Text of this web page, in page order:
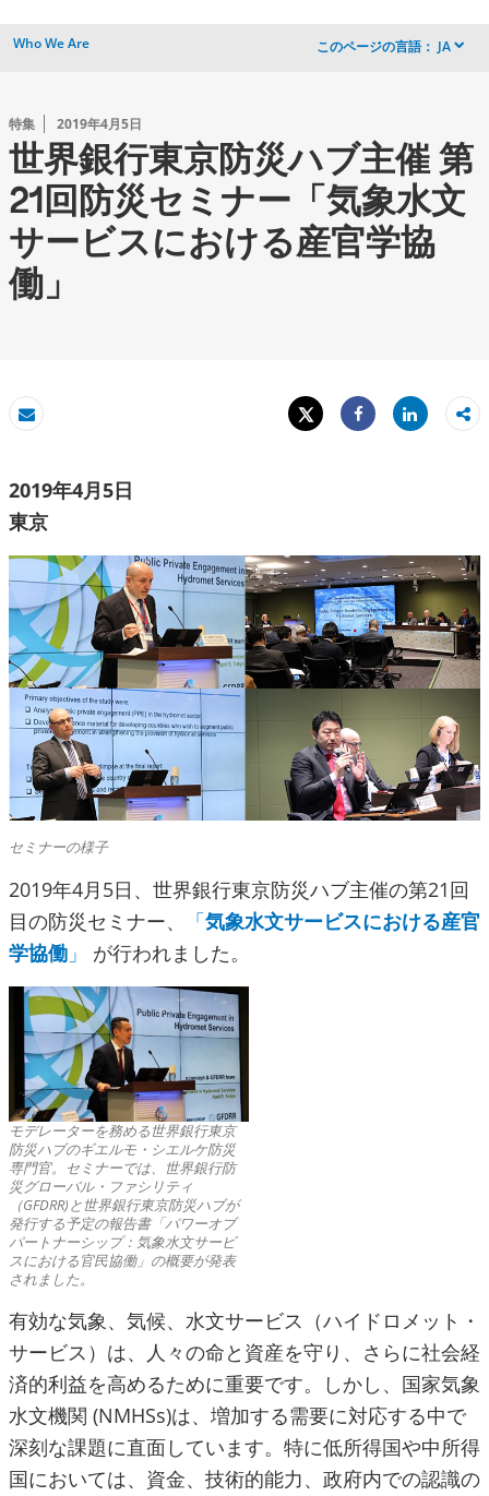
Who We Are このページの言語： JA dropdown
特集 2019年4月5日
世界銀行東京防災ハブ主催 第
21回防災セミナー「気象水文
サービスにおける産官学協
働」
Eメール
Tweet
Share
Share
2019年4月5日
東京
セミナーの様子
2019年4月5日、世界銀行東京防災ハブ主催の第21回
目の防災セミナー、
「気象水文サービスにおける産官
学協働 」 が行われました。
モデレーターを務める世界銀行東京
防災ハブのギエルモ・シエルケ防災
専門官。セミナーでは、世界銀行防
災グローバル・ファシリティ
（GFDRR)と世界銀行東京防災ハブが
発行する予定の報告書「パワーオブ
パートナーシップ：気象水文サービ
スにおける官民協働」の概要が発表
されました。
有効な気象、気候、水文サービス（ハイドロメット・
サービス）は、人々の命と資産を守り、さらに社会経
済的利益を高めるために重要です。しかし、国家気象
水文機関 (NMHSs)は、増加する需要に対応する中で
深刻な課題に直面しています。特に低所得国や中所得
国においては、資金、技術的能力、政府内での認識の